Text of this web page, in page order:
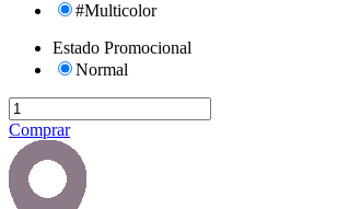
#Multicolor
Estado Promocional
Normal
Comprar